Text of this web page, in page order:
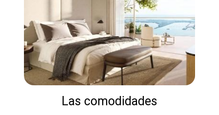
Las comodidades